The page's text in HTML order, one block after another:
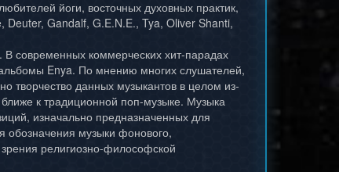
йоги, восточных духовных практик,
Gandalf, G.E.N.E., Tya, Oliver Shanti,
современных коммерческих хит-парадах
Enya. По мнению многих слушателей,
творчество данных музыкантов в целом из-
к традиционной поп-музыке. Музыка
изначально предназначенных для
музыки фонового,
религиозно-философской